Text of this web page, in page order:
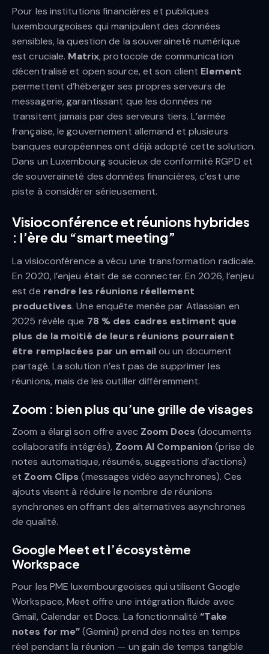
Pour les institutions financières et publiques
luxembourgeoises qui manipulent des données
sensibles, la question de la souveraineté numérique
est cruciale. Matrix, protocole de communication
décentralisé et open source, et son client Element
permettent d’héberger ses propres serveurs de
messagerie, garantissant que les données ne
transitent jamais par des serveurs tiers. L’armée
française, le gouvernement allemand et plusieurs
banques européennes ont déjà adopté cette solution.
Dans un Luxembourg soucieux de conformité RGPD et
de souveraineté des données financières, c’est une
piste à considérer sérieusement.
Visioconférence et réunions hybrides
: l’ère du “smart meeting”
La visioconférence a vécu une transformation radicale.
En 2020, l’enjeu était de se connecter. En 2026, l’enjeu
est de rendre les réunions réellement
productives. Une enquête menée par Atlassian en
2025 révèle que 78 % des cadres estiment que
plus de la moitié de leurs réunions pourraient
être remplacées par un emailou un document
partagé. La solution n’est pas de supprimer les
réunions, mais de les outiller différemment.
Zoom : bien plus qu’une grille de visages
Zoom a élargi son offre avec Zoom Docs (documents
collaboratifs intégrés), Zoom AI Companion (prise de
notes automatique, résumés, suggestions d’actions)
et Zoom Clips (messages vidéo asynchrones). Ces
ajouts visent à réduire le nombre de réunions
synchrones en offrant des alternatives asynchrones
de qualité.
Google Meet et l’écosystème
Workspace
Pour les PME luxembourgeoises qui utilisent Google
Workspace, Meet offre une intégration fluide avec
Gmail, Calendar et Docs. La fonctionnalité“Take
notes for me”(Gemini) prend des notes en temps
réel pendant la réunion — un gain de temps tangible